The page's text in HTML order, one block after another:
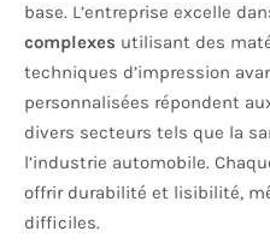
base. L’entreprise excelle
complexes utilisant des
techniques d’impression
personnalisées répondent
divers secteurs tels que la
l’industrie automobile.
offrir durabilité et lisibilité,
difficiles.